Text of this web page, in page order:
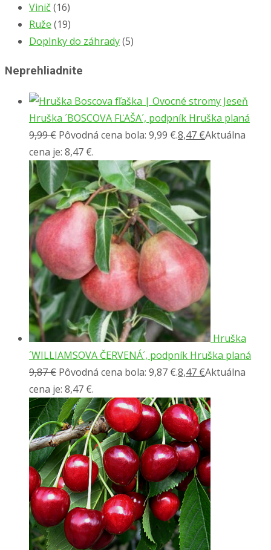
Vinič (16)
Ruže (19)
Doplnky do záhrady(5)
Neprehliadnite
Hruška ´BOSCOVA FĽAŠA´, podpník Hruška planá
9,99€ Pôvodná cena bola: 9,99 €.8,47 €Aktuálna
cena je: 8,47 €.
Hruška
´WILLIAMSOVA ČERVENÁ´, podpník Hruška planá
9,87€ Pôvodná cena bola: 9,87 €.8,47 €Aktuálna
cena je: 8,47 €.